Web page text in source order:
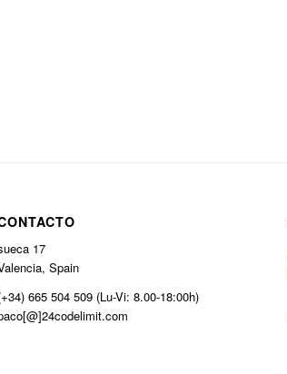
17
Spain
665 504 509 (Lu-Vi: 8.00-18:00h)